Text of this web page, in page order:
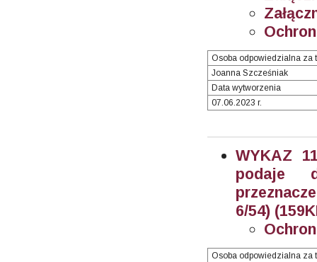
Osoba odpowiedzialna za
Joanna Szcześniak
Data wytworzenia
07.06.2023 r.
WYKAZ
podaje
6/54)
Osoba odpowiedzialna za